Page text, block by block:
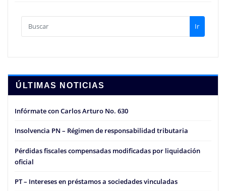
Ir
ÚLTIMAS NOTICIAS
Infórmate con Carlos Arturo No. 630
Insolvencia PN – Régimen de responsabilidad tributaria
Pérdidas fiscales compensadas modificadas por liquidación
oficial
PT – Intereses en préstamos a sociedades vinculadas